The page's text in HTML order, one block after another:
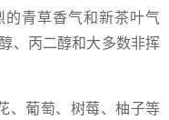
青草香气和新茶叶气
、丙二醇和大多数非挥
、葡萄、树莓、柚子等